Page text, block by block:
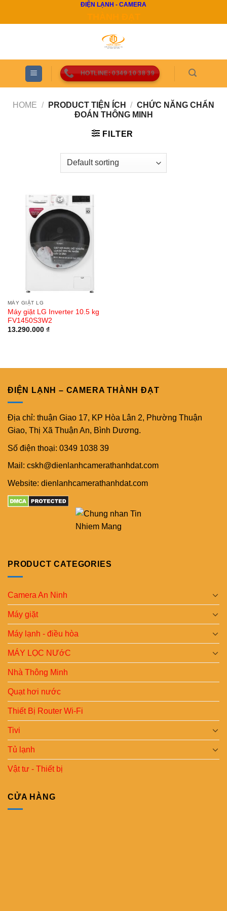
ĐIỆN LẠNH - CAMERA
HOTLINE: 0349 10 38 39
HOME / PRODUCT TIỆN ÍCH / CHỨC NĂNG CHẨN
ĐOÁN THÔNG MINH
FILTER
MÁY GIẶT LG
Máy giặt LG Inverter 10.5 kg
FV1450S3W2
13.290.000 ₫
ĐIỆN LẠNH – CAMERA THÀNH ĐẠT
Địa chỉ: thuận Giao 17, KP Hòa Lân 2, Phường Thuận
Giao, Thị Xã Thuận An, Bình Dương.
Số điện thoại: 0349 1038 39
Mail: cskh@dienlanhcamerathanhdat.com
Website: dienlanhcamerathanhdat.com
PRODUCT CATEGORIES
Camera An Ninh
Máy giặt
Máy lạnh - điều hòa
MÁY LỌC NƯớC
Nhà Thông Minh
Quạt hơi nước
Thiết Bị Router Wi-Fi
Tivi
Tủ lạnh
Vật tư - Thiết bị
CỬA HÀNG